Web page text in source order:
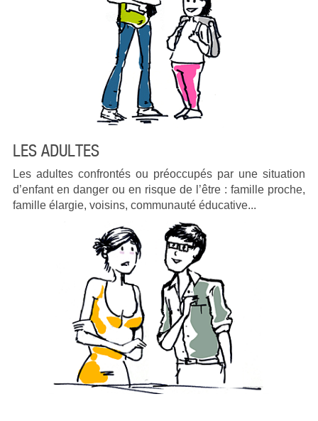
LES ADULTES
Les adultes confrontés ou préoccupés par une situation
d’enfant en danger ou en risque de l’être : famille proche,
famille élargie, voisins, communauté éducative...